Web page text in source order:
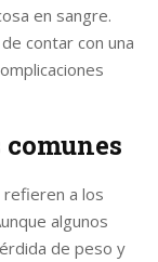
en sangre.
contar con una
refieren a los
algunos
de peso y